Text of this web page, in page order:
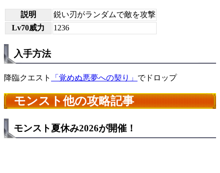
説明
鋭い刃がランダムで敵を攻撃
Lv70威力
1236
入手方法
降臨クエスト 「覚めぬ悪夢への契り」 でドロップ
モンスト他の攻略記事
モンスト夏休み2026が開催！